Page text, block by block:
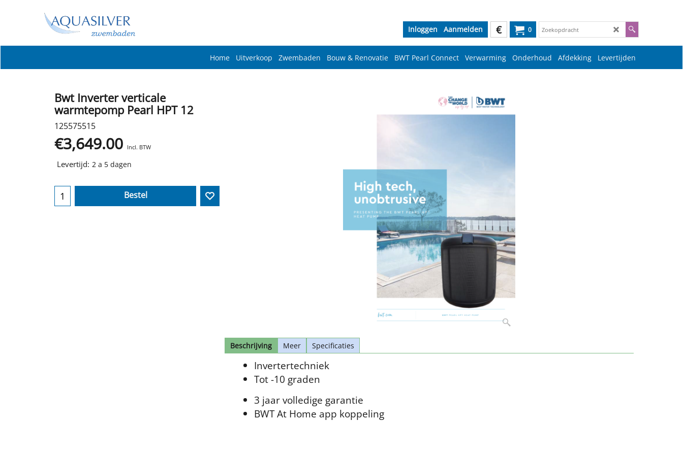
0
€
Inloggen Aanmelden
Home Uitverkoop Zwembaden Bouw & Renovatie BWT Pearl Connect Verwarming Onderhoud Afdekking Levertijden
Bwt Inverter verticale
warmtepomp Pearl HPT 12
125575515
€3,649.00 Incl. BTW
Levertijd: 2 a 5 dagen
Bestel
Beschrijving Meer Specificaties
Invertertechniek
Tot -10 graden
3 jaar volledige garantie
BWT At Home app koppeling